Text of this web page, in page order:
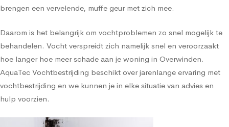
brengen een vervelende, muffe geur met zich mee.
Daarom is het belangrijk om vochtproblemen zo snel mogelijk te
behandelen. Vocht verspreidt zich namelijk snel en veroorzaakt
hoe langer hoe meer schade aan je woning in Overwinden.
AquaTec Vochtbestrijding beschikt over jarenlange ervaring met
vochtbestrijding en we kunnen je in elke situatie van advies en
hulp voorzien.